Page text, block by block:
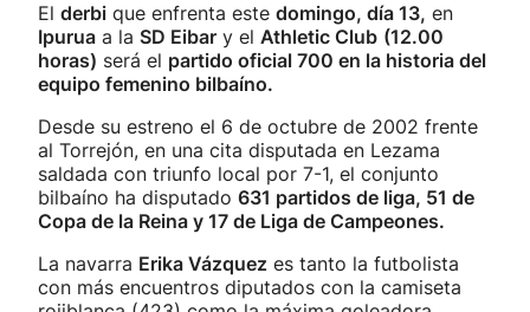
El derbi que enfrenta este domingo, día 13, en
Ipurua a la SD Eibar y el Athletic Club (12.00
horas) será el partido oficial 700 en la historia del
equipo femenino bilbaíno.
Desde su estreno el 6 de octubre de 2002 frente
al Torrejón, en una cita disputada en Lezama
saldada con triunfo local por 7-1, el conjunto
bilbaíno ha disputado 631 partidos de liga, 51 de
Copa de la Reina y 17 de Liga de Campeones.
La navarra Erika Vázquez es tanto la futbolista
con más encuentros diputados con la camiseta